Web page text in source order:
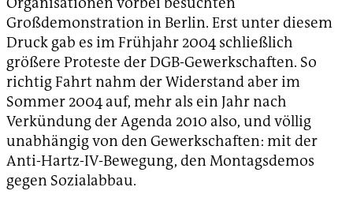
Großdemonstration in Berlin. Erst unter diesem
Druck gab es im Frühjahr 2004 schließlich
größere Proteste der DGB-Gewerkschaften. So
richtig Fahrt nahm der Widerstand aber im
Sommer 2004 auf, mehr als ein Jahr nach
Verkündung der Agenda 2010 also, und völlig
unabhängig von den Gewerkschaften: mit der
Anti-Hartz-IV-Bewegung, den Montagsdemos
gegen Sozialabbau.